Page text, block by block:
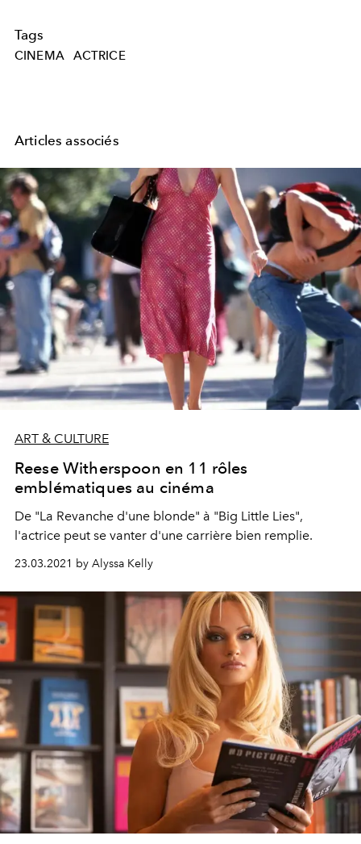
Tags
CINEMA ACTRICE
Articles associés
ART & CULTURE
Reese Witherspoon en 11 rôles
emblématiques au cinéma
De "La Revanche d'une blonde" à "Big Little Lies",
l'actrice peut se vanter d'une carrière bien remplie.
23.03.2021 by Alyssa Kelly